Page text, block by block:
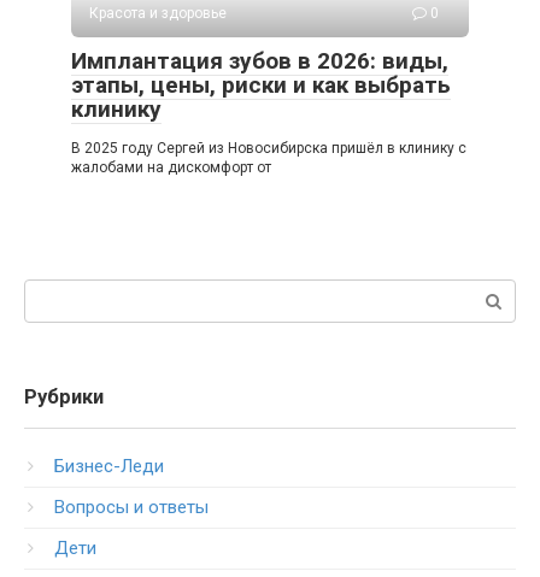
Красота и здоровье
0
Имплантация зубов в 2026: виды,
этапы, цены, риски и как выбрать
клинику
В 2025 году Сергей из Новосибирска пришёл в клинику с
жалобами на дискомфорт от
Рубрики
Бизнес-Леди
Вопросы и ответы
Дети